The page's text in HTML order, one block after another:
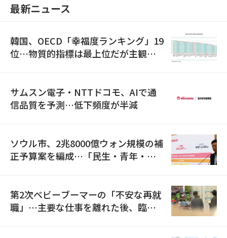
最新ニュース
韓国、OECD「幸福度ランキング」19
位…物質的指標は最上位だが主観的
サムスン電子・NTTドコモ、AIで通
信品質を予測…低下頻度が半減
ソウル市、2兆8000億ウォン規模の補
正予算案を編成…「民生・青年・安
第2次ベビーブーマーの「不安な再就
職」…主要な仕事を離れた後、臨時